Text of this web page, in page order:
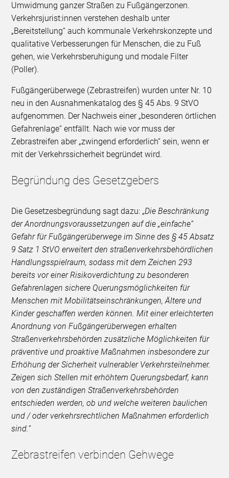
Umwidmung ganzer Straßen zu Fußgängerzonen.
Verkehrsjurist:innen verstehen deshalb unter
„Bereitstellung“ auch kommunale Verkehrskonzepte und
qualitative Verbesserungen für Menschen, die zu Fuß
gehen, wie Verkehrsberuhigung und modale Filter
(Poller).
Fußgängerüberwege (Zebrastreifen) wurden unter Nr. 10
neu in den Ausnahmenkatalog des § 45 Abs. 9 StVO
aufgenommen. Der Nachweis einer „besonderen örtlichen
Gefahrenlage“ entfällt. Nach wie vor muss der
Zebrastreifen aber „zwingend erforderlich“ sein, wenn er
mit der Verkehrssicherheit begründet wird.
Begründung des Gesetzgebers
Die Gesetzesbegründung sagt dazu: „Die Beschränkung
der Anordnungsvoraussetzungen auf die „einfache“
Gefahr für Fußgängerüberwege im Sinne des § 45 Absatz
9 Satz 1 StVO erweitert den straßenverkehrsbehördlichen
Handlungsspielraum, sodass mit dem Zeichen 293
bereits vor einer Risikoverdichtung zu besonderen
Gefahrenlagen sichere Querungsmöglichkeiten für
Menschen mit Mobilitätseinschränkungen, Ältere und
Kinder geschaffen werden können. Mit einer erleichterten
Anordnung von Fußgängerüberwegen erhalten
Straßenverkehrsbehörden zusätzliche Möglichkeiten für
präventive und proaktive Maßnahmen insbesondere zur
Erhöhung der Sicherheit vulnerabler Verkehrsteilnehmer.
Zeigen sich Stellen mit erhöhtem Querungsbedarf, kann
von den zuständigen Straßenverkehrsbehörden
entschieden werden, ob und welche weiteren baulichen
und / oder verkehrsrechtlichen Maßnahmen erforderlich
sind.“
Zebrastreifen verbinden Gehwege